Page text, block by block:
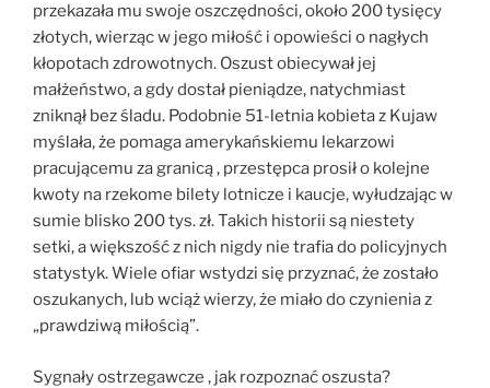
przekazała mu swoje oszczędności, około 200 tysięcy
złotych, wierząc w jego miłość i opowieści o nagłych
kłopotach zdrowotnych. Oszust obiecywał jej
małżeństwo, a gdy dostał pieniądze, natychmiast
zniknął bez śladu. Podobnie 51-letnia kobieta z Kujaw
myślała, że pomaga amerykańskiemu lekarzowi
pracującemu za granicą , przestępca prosił o kolejne
kwoty na rzekome bilety lotnicze i kaucje, wyłudzając w
sumie blisko 200 tys. zł. Takich historii są niestety
setki, a większość z nich nigdy nie trafia do policyjnych
statystyk. Wiele ofiar wstydzi się przyznać, że zostało
oszukanych, lub wciąż wierzy, że miało do czynienia z
„prawdziwą miłością”.
Sygnały ostrzegawcze , jak rozpoznać oszusta?